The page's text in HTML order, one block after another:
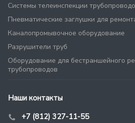
Системы телеинспекции
Пневматические заглушки для
Каналопромывочное оборудование
Разрушители труб
Оборудование для бестраншейного
трубопроводов
Наши контакты
+7 (812) 327-11-55